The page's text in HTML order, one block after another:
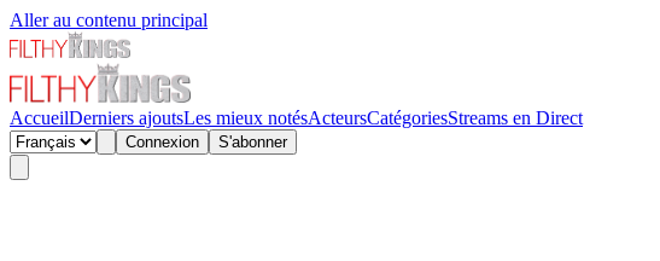
Aller au contenu principal
AccueilDerniers ajoutsLes mieux notésActeursCatégoriesStreams en Direct
Connexion S'abonner